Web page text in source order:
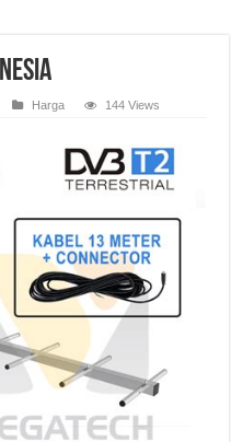
Harga 144 Views